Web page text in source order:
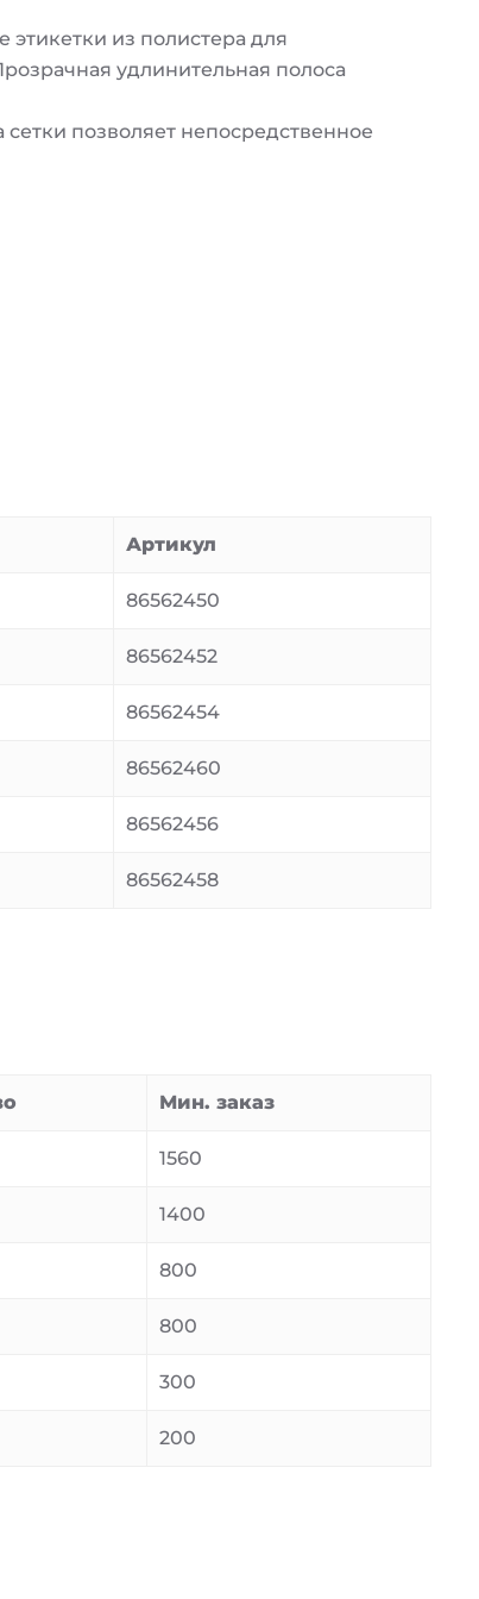
из полистера для
удлинительная полоса
позволяет непосредственное
Артикул
86562450
86562452
86562454
86562460
86562456
86562458
Мин. заказ
1560
1400
800
800
300
200